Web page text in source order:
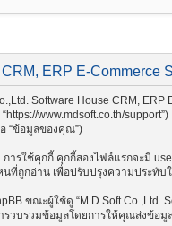
CRM, ERP E-
Software House CRM, ERP
www.mdsoft.co.th/
“ข้อมูลของคุณ”)
รใช้คุกกี้ คุกกี้สองไฟล์แรกจะมี
นที่ถูกอ่าน เพื่อปรับปรุงความประทั
ขณะผู้ใช้ดู “M.D.Soft Co.,Ltd.
รวบรวมข้อมูลโดยการให้คุณส่งข้อ